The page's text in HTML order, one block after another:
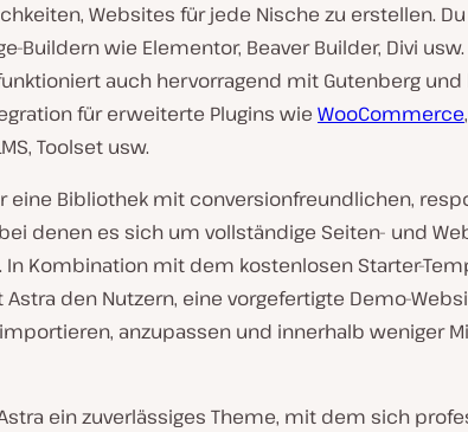
Websites für jede Nische zu erstellen.
Buildern wie Elementor, Beaver Builder, Divi usw.
auch hervorragend mit Gutenberg
für erweiterte Plugins wie WooCommerce,
Toolset usw.
eine Bibliothek mit conversionfreundlichen,
denen es sich um vollständige Seiten- und
In Kombination mit dem kostenlosen Starter-
den Nutzern, eine vorgefertigte Demo-
anzupassen und innerhalb weniger
ein zuverlässiges Theme, mit dem sich